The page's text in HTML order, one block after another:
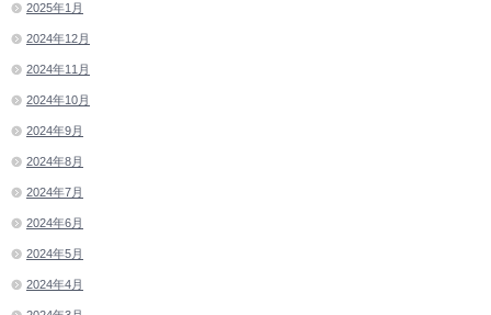
2025年1月
2024年12月
2024年11月
2024年10月
2024年9月
2024年8月
2024年7月
2024年6月
2024年5月
2024年4月